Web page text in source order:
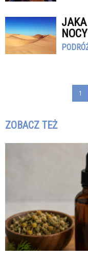
1
ZOBACZ TEŻ